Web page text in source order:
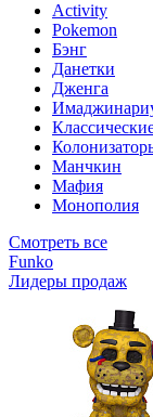
Activity
Pokemon
Бэнг
Данетки
Дженга
Манчкин
Мафия
Монополия
Смотреть все
Funko
Лидеры продаж